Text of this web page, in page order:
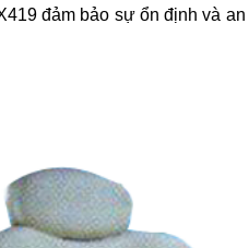
đảm bảo sự ổn định và